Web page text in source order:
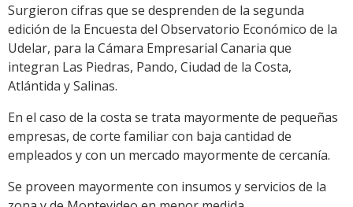
Surgieron cifras que se desprenden de la segunda
edición de la Encuesta del Observatorio Económico de la
Udelar, para la Cámara Empresarial Canaria que
integran Las Piedras, Pando, Ciudad de la Costa,
Atlántida y Salinas.
En el caso de la costa se trata mayormente de pequeñas
empresas, de corte familiar con baja cantidad de
empleados y con un mercado mayormente de cercanía.
Se proveen mayormente con insumos y servicios de la